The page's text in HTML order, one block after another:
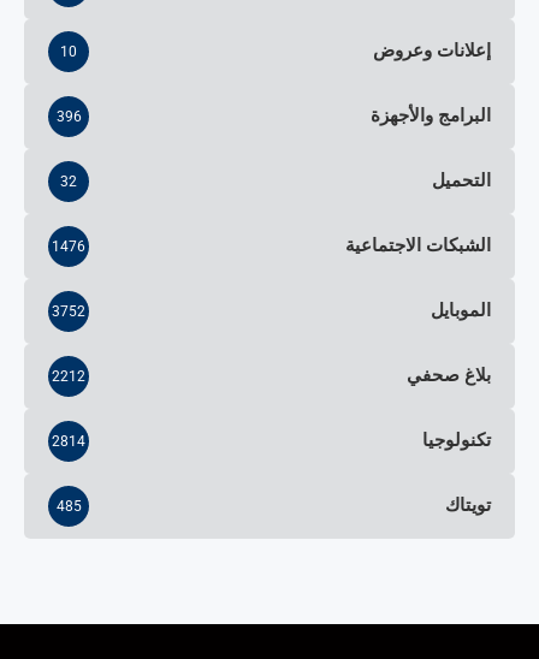
إعلانات وعروض 10
البرامج والأجهزة 396
التحميل 32
الشبكات الاجتماعية 1476
الموبايل 3752
بلاغ صحفي 2212
تكنولوجيا 2814
تويتاك 485